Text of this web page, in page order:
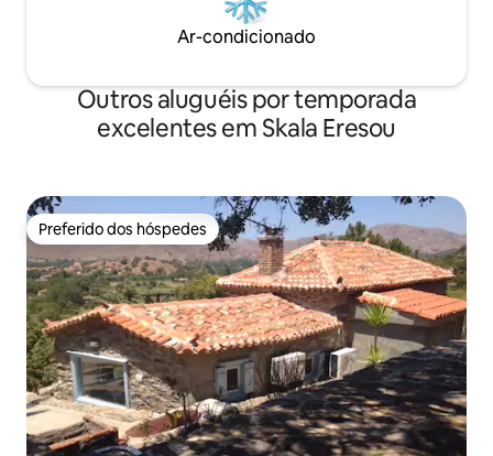
Ar-condicionado
Outros aluguéis por temporada
excelentes em Skala Eresou
Preferido dos hóspedes
Preferido dos hóspedes